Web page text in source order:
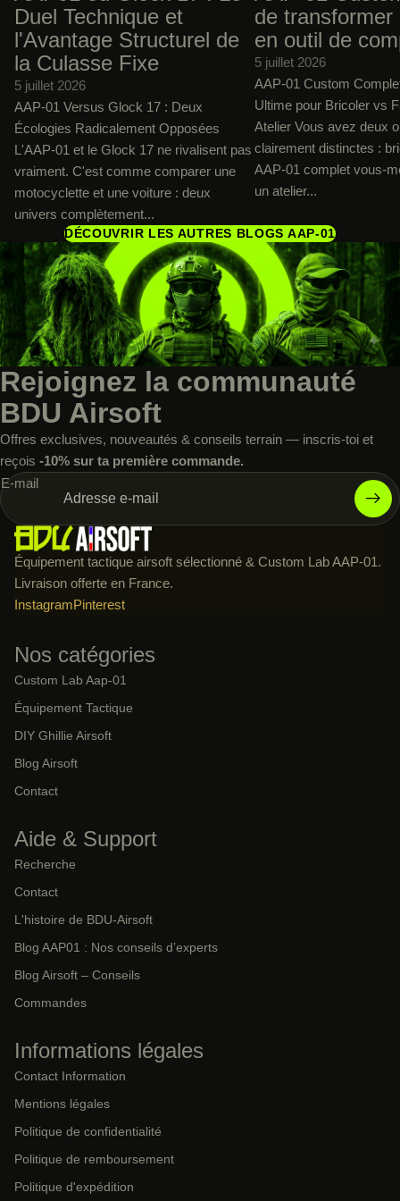
Duel Technique et
l'Avantage Structurel de
la Culasse Fixe
5 juillet 2026
AAP-01 Versus Glock 17 : Deux
Écologies Radicalement Opposées
L'AAP-01 et le Glock 17 ne rivalisent pas
vraiment. C'est comme comparer une
motocyclette et une voiture : deux
univers complètement...
de transformer
en outil de
5 juillet 2026
AAP-01 Custom
Ultime pour Bricoler vs
Atelier Vous avez deux
clairement distinctes :
AAP-01 complet vous-
un atelier...
DÉCOUVRIR LES AUTRES BLOGS AAP-01
Rejoignez la communauté
BDU Airsoft
Offres exclusives, nouveautés & conseils terrain — inscris-toi et
reçois -10% sur ta première commande.
E-mail
Équipement tactique airsoft sélectionné & Custom Lab AAP-01.
Livraison offerte en France.
InstagramPinterest
Nos catégories
Custom Lab Aap-01
Équipement Tactique
DIY Ghillie Airsoft
Blog Airsoft
Contact
Aide & Support
Recherche
Contact
L'histoire de BDU-Airsoft
Blog AAP01 : Nos conseils d’experts
Blog Airsoft – Conseils
Commandes
Informations légales
Contact Information
Mentions légales
Politique de confidentialité
Politique de remboursement
Politique d'expédition